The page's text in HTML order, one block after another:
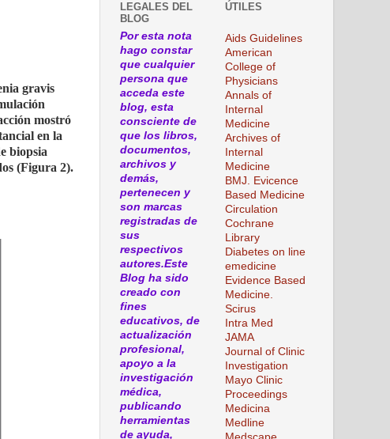
gravis
mostró
en la
biopsia
(Figura 2).
LEGALES DEL
BLOG
Por esta nota
hago constar
que cualquier
persona que
acceda este
blog, esta
consciente de
que los libros,
documentos,
archivos y
demás,
pertenecen y
son marcas
registradas de
sus
respectivos
autores.Este
Blog ha sido
creado con
fines
educativos, de
actualización
profesional,
apoyo a la
investigación
médica,
publicando
herramientas
de ayuda,
ÚTILES
Aids Guidelines
American
College of
Physicians
Annals of
Internal
Medicine
Archives of
Internal
Medicine
BMJ. Evicence
Based Medicine
Circulation
Cochrane
Library
Diabetes on line
emedicine
Evidence Based
Medicine.
Scirus
Intra Med
JAMA
Journal of Clinic
Investigation
Mayo Clinic
Proceedings
Medicina
Medline